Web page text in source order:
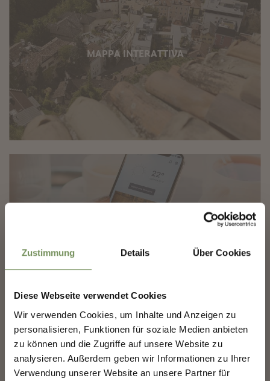
Zustimmung Details Über Cookies
Diese Webseite verwendet Cookies
Wir verwenden Cookies, um Inhalte und Anzeigen zu
personalisieren, Funktionen für soziale Medien anbieten
zu können und die Zugriffe auf unsere Website zu
analysieren. Außerdem geben wir Informationen zu Ihrer
Verwendung unserer Website an unsere Partner für
MAPPA INTERATTIVA
✖
COSTRUIAMO INSIEME IL
FUTURO DI MERANO.
COSTRUIAMO INSIEME IL FUTURO DI
MERANO.